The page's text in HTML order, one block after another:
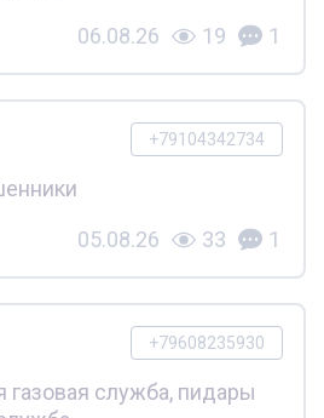
06.08.26 19 1
+79104342734
05.08.26 33 1
+79608235930
газовая служба, пидары